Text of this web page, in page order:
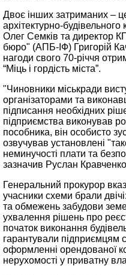
Двоє інших затриманих –
архітектурно-
Олег Семків та директор
бюро" (АПБ-ІФ) Григорій
нагоди свого 70-річчя
“Міць і гордість міста”.
"Чиновники міськради
організаторами та
підписання необхідних
підприємства виконував
пособника, він особисто
озвучував установлені
неминучості плати та
зазначив Руслан
Генеральний прокурор
учасники схеми брали
та обмежень забудови
ухвалення рішень про
початок виконання
гарантували
оформленні орендованої
нерухомості у приватну